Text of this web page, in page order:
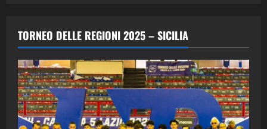
2
“SportEmpire” in Podcast: 29^ Puntata
(Martedi 28 Aprile 2026)
28/04/2026
"SportEmpire" in Podcast
“SportEmpire” in Podcast: 28^ Puntata
(Martedi 21 Aprile 2026)
TORNEO DELLE REGIONI 2025 – SICILIA